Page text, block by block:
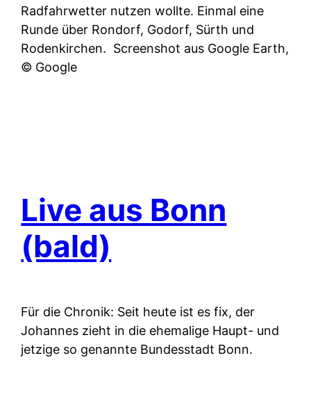
Radfahrwetter nutzen wollte. Einmal eine
Runde über Rondorf, Godorf, Sürth und
Rodenkirchen. Screenshot aus Google Earth,
© Google
Live aus Bonn
(bald)
Für die Chronik: Seit heute ist es fix, der
Johannes zieht in die ehemalige Haupt- und
jetzige so genannte Bundesstadt Bonn.